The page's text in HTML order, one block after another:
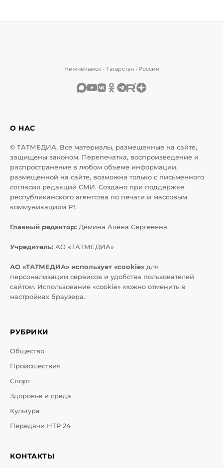
Нижнекамск • Татарстан • Россия
О НАС
© ТАТМЕДИА. Все материалы, размещенные на сайте,
защищены законом. Перепечатка, воспроизведение и
распространение в любом объеме информации,
размещенной на сайте, возможна только с письменного
согласия редакций СМИ. Создано при поддержке
республиканского агентства по печати и массовым
коммуникациям РТ.
Главный редактор: Дёмина Алёна Сергеевна
Учредитель: АО «ТАТМЕДИА»
АО «ТАТМЕДИА» использует «cookie» для
персонализации сервисов и удобства пользователей
сайтом. Использование «cookie» можно отменить в
настройках браузера.
РУБРИКИ
Общество
Происшествия
Спорт
Здоровье и среда
Культура
Передачи НТР 24
КОНТАКТЫ